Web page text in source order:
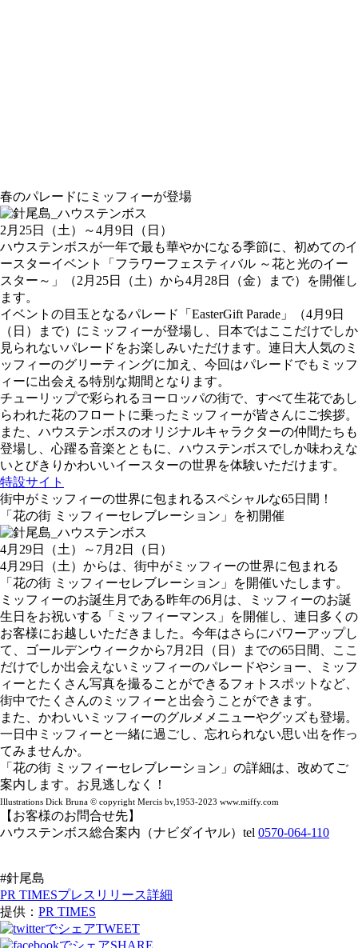
春のパレードにミッフィーが登場
2月25日（土）～4月9日（日）
ハウステンボスが一年で最も華やかになる季節に、初めてのイ
ースターイベント「フラワーフェスティバル ～花と光のイー
スター～」（2月25日（土）から4月28日（金）まで）を開催し
ます。
イベントの目玉となるパレード「EasterGift Parade」（4月9日
（日）まで）にミッフィーが登場し、日本ではここだけでしか
見られないパレードをお楽しみいただけます。連日大人気のミ
ッフィーのグリーティングに加え、今回はパレードでもミッフ
ィーに出会える特別な期間となります。
チューリップで彩られるヨーロッパの街で、すべて生花であし
らわれた花のフロートに乗ったミッフィーが皆さんにご挨拶。
また、ハウステンボスのオリジナルキャラクターの仲間たちも
登場し、心躍る音楽とともに、ハウステンボスでしか味わえな
いとびきりかわいいイースターの世界を体験いただけます。
特設サイト
街中がミッフィーの世界に包まれるスペシャルな65日間！
「花の街 ミッフィーセレブレーション」を初開催
4月29日（土）～7月2日（日）
4月29日（土）からは、街中がミッフィーの世界に包まれる
「花の街 ミッフィーセレブレーション」を開催いたします。
ミッフィーのお誕生月である昨年の6月は、ミッフィーのお誕
生日をお祝いする「ミッフィーマンス」を開催し、連日多くの
お客様にお越しいただきました。今年はさらにパワーアップし
て、ゴールデンウィークから7月2日（日）までの65日間、ここ
だけでしか出会えないミッフィーのパレードやショー、ミッフ
ィーとたくさん写真を撮ることができるフォトスポットなど、
街中でたくさんのミッフィーと出会うことができます。
また、かわいいミッフィーのグルメメニューやグッズも登場。
一日中ミッフィーと一緒に過ごし、忘れられない思い出を作っ
てみませんか。
「花の街 ミッフィーセレブレーション」の詳細は、改めてご
案内します。お見逃しなく！
Illustrations Dick Bruna ©️ copyright Mercis bv,1953-2023 www.miffy.com
【お客様のお問合せ先】
ハウステンボス総合案内（ナビダイヤル）tel 0570-064-110
#針尾島
PR TIMESプレスリリース詳細
提供： PR TIMES
TWEET
SHARE